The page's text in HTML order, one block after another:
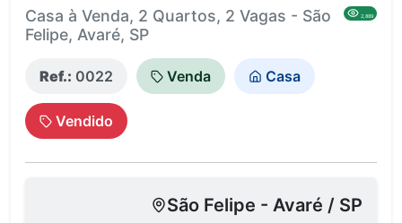
Casa à Venda, 2 Quartos, 2 Vagas - São
Felipe, Avaré, SP
2,889
Ref.: 0022 Venda Casa
Vendido
São Felipe - Avaré / SP